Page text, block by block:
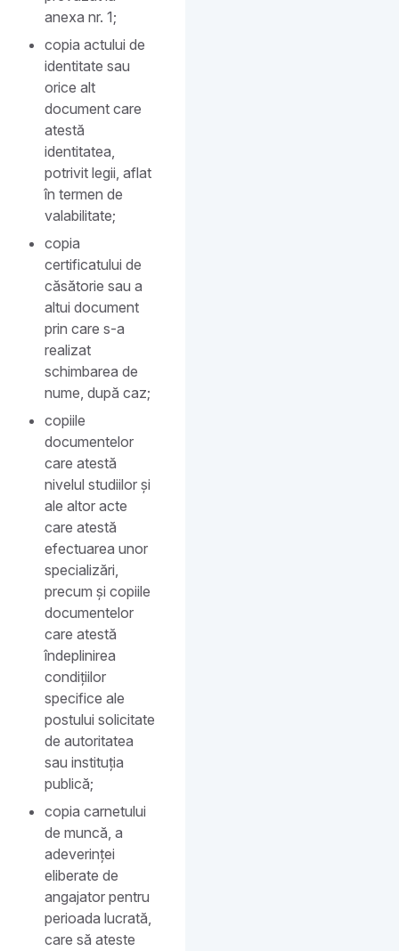
anexa nr. 1;
copia actului de
identitate sau
orice alt
document care
atestă
identitatea,
potrivit legii, aflat
în termen de
valabilitate;
copia
certificatului de
căsătorie sau a
altui document
prin care s-a
realizat
schimbarea de
nume, după caz;
copiile
documentelor
care atestă
nivelul studiilor și
ale altor acte
care atestă
efectuarea unor
specializări,
precum și copiile
documentelor
care atestă
îndeplinirea
condițiilor
specifice ale
postului solicitate
de autoritatea
sau instituția
publică;
copia carnetului
de muncă, a
adeverinței
eliberate de
angajator pentru
perioada lucrată,
care să ateste